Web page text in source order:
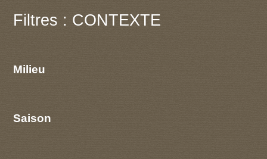
Filtres : CONTEXTE
Milieu
Saison